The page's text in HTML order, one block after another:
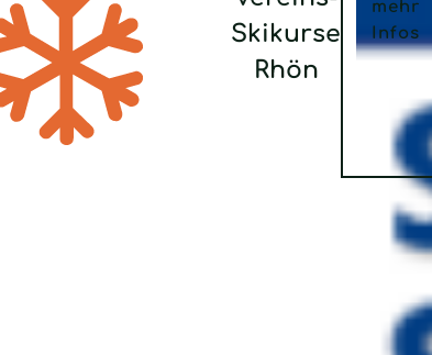
Skikurse
Rhön
mehr
Infos